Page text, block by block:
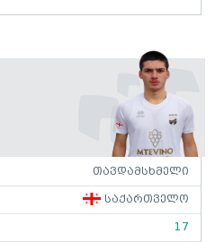
თავდამსხმელი
საქართველო
17